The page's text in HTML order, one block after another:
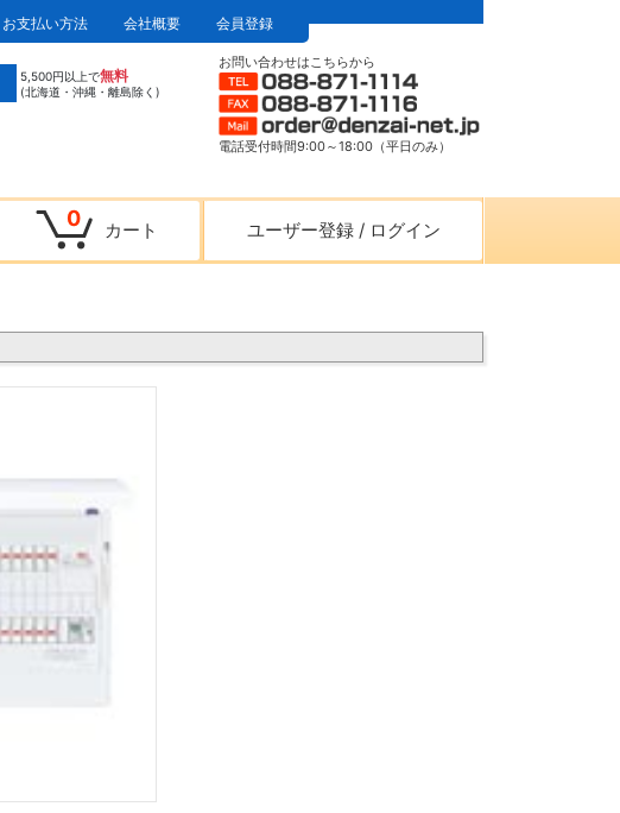
お支払い方法 会社概要 会員登録
5,500円以上で無料
(北海道・沖縄・離島除く)
お問い合わせはこちらから
電話受付時間9:00～18:00（平日のみ）
0 カート ユーザー登録 / ログイン